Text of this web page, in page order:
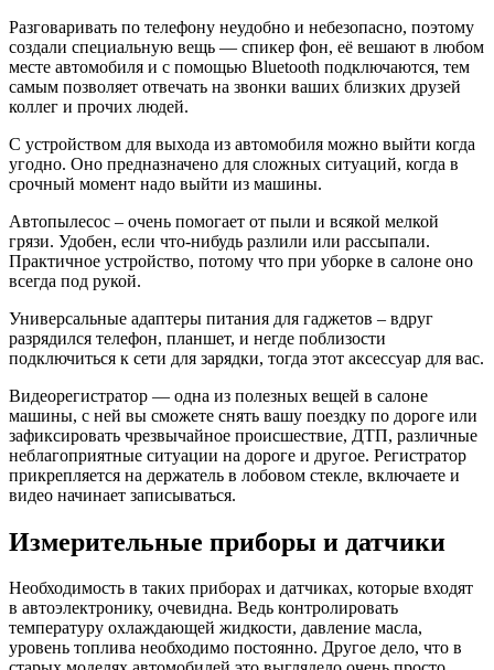
Разговаривать по телефону неудобно и небезопасно, поэтому
создали специальную вещь — спикер фон, её вешают в любом
месте автомобиля и с помощью Bluetooth подключаются, тем
самым позволяет отвечать на звонки ваших близких друзей
коллег и прочих людей.
С устройством для выхода из автомобиля можно выйти когда
угодно. Оно предназначено для сложных ситуаций, когда в
срочный момент надо выйти из машины.
Автопылесос – очень помогает от пыли и всякой мелкой
грязи. Удобен, если что-нибудь разлили или рассыпали.
Практичное устройство, потому что при уборке в салоне оно
всегда под рукой.
Универсальные адаптеры питания для гаджетов – вдруг
разрядился телефон, планшет, и негде поблизости
подключиться к сети для зарядки, тогда этот аксессуар для вас.
Видеорегистратор — одна из полезных вещей в салоне
машины, с ней вы сможете снять вашу поездку по дороге или
зафиксировать чрезвычайное происшествие, ДТП, различные
неблагоприятные ситуации на дороге и другое. Регистратор
прикрепляется на держатель в лобовом стекле, включаете и
видео начинает записываться.
Измерительные приборы и датчики
Необходимость в таких приборах и датчиках, которые входят
в автоэлектронику, очевидна. Ведь контролировать
температуру охлаждающей жидкости, давление масла,
уровень топлива необходимо постоянно. Другое дело, что в